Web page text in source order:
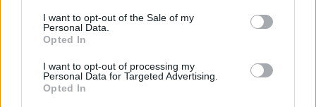
I want to opt-out of the Sale of my
Personal Data.
Opted In
I want to opt-out of processing my
Personal Data for Targeted Advertising.
Opted In
8 Αυγούστου 2026 08:20
Τα νηστίσιμα του
Δεκαπενταύγουστου: Συνταγές με